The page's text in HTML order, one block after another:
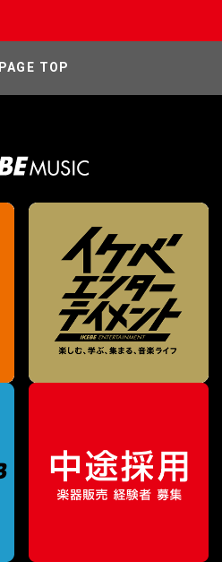
PAGE TOP